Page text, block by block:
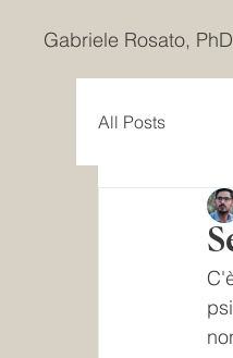
Gabriele Rosato, PhD
All Posts